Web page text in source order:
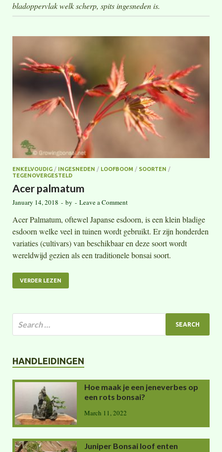
bladoppervlak welk scherp, spits ingesneden is.
ENKELVOUDIG / INGESNEDEN / LOOFBOOM / SOORTEN /
TEGENOVERGESTELD
Acer palmatum
January 14, 2018 - by - Leave a Comment
Acer Palmatum, oftewel Japanse esdoorn, is een klein bladige
esdoorn welke veel in tuinen wordt gebruikt. Er zijn honderden
variaties (cultivars) van beschikbaar en deze soort wordt
wereldwijd gezien als een traditionele bonsai soort.
VERDER LEZEN
HANDLEIDINGEN
Hoe maak je een jeneverbes op
een rots bonsai?
March 11, 2022
Juniper Bonsai loof enten